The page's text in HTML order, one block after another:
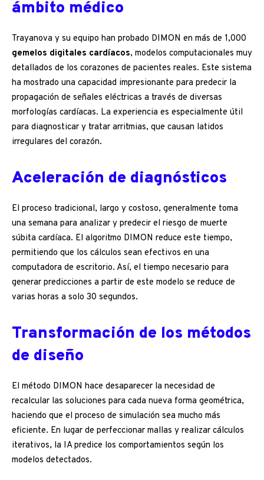
ámbito médico
Trayanova y su equipo han probado DIMON en más de 1,000
gemelos digitales cardíacos, modelos computacionales muy
detallados de los corazones de pacientes reales. Este sistema
ha mostrado una capacidad impresionante para predecir la
propagación de señales eléctricas a través de diversas
morfologías cardíacas. La experiencia es especialmente útil
para diagnosticar y tratar arritmias, que causan latidos
irregulares del corazón.
Aceleración de diagnósticos
El proceso tradicional, largo y costoso, generalmente toma
una semana para analizar y predecir el riesgo de muerte
súbita cardíaca. El algoritmo DIMON reduce este tiempo,
permitiendo que los cálculos sean efectivos en una
computadora de escritorio. Así, el tiempo necesario para
generar predicciones a partir de este modelo se reduce de
varias horas a solo 30 segundos.
Transformación de los métodos
de diseño
El método DIMON hace desaparecer la necesidad de
recalcular las soluciones para cada nueva forma geométrica,
haciendo que el proceso de simulación sea mucho más
eficiente. En lugar de perfeccionar mallas y realizar cálculos
iterativos, la IA predice los comportamientos según los
modelos detectados.